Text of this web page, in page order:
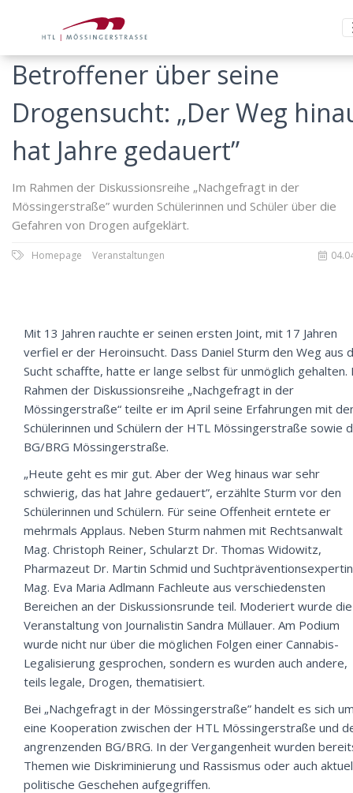
Betroffener über seine
Drogensucht: „Der Weg
hat Jahre gedauert”
Im Rahmen der Diskussionsreihe „Nachgefragt in der
Mössingerstraße” wurden Schülerinnen und Schüler über die
Gefahren von Drogen aufgeklärt.
Homepage Veranstaltungen
Mit 13 Jahren rauchte er seinen ersten Joint, mit 17 Jahren
verfiel er der Heroinsucht. Dass Daniel Sturm den Weg aus
Sucht schaffte, hatte er lange selbst für unmöglich gehalten.
Rahmen der Diskussionsreihe „Nachgefragt in der
Mössingerstraße“ teilte er im April seine Erfahrungen mit
Schülerinnen und Schülern der HTL Mössingerstraße sowie
BG/BRG Mössingerstraße.
„Heute geht es mir gut. Aber der Weg hinaus war sehr
schwierig, das hat Jahre gedauert”, erzählte Sturm vor den
Schülerinnen und Schülern. Für seine Offenheit erntete er
mehrmals Applaus. Neben Sturm nahmen mit Rechtsanwalt
Mag. Christoph Reiner, Schularzt Dr. Thomas Widowitz,
Pharmazeut Dr. Martin Schmid und Suchtpräventionsexpertin
Mag. Eva Maria Adlmann Fachleute aus verschiedensten
Bereichen an der Diskussionsrunde teil. Moderiert wurde die
Veranstaltung von Journalistin Sandra Müllauer. Am Podium
wurde nicht nur über die möglichen Folgen einer Cannabis-
Legalisierung gesprochen, sondern es wurden auch andere,
teils legale, Drogen, thematisiert.
Bei „Nachgefragt in der Mössingerstraße” handelt es sich
eine Kooperation zwischen der HTL Mössingerstraße und
angrenzenden BG/BRG. In der Vergangenheit wurden
Themen wie Diskriminierung und Rassismus oder auch
politische Geschehen aufgegriffen.